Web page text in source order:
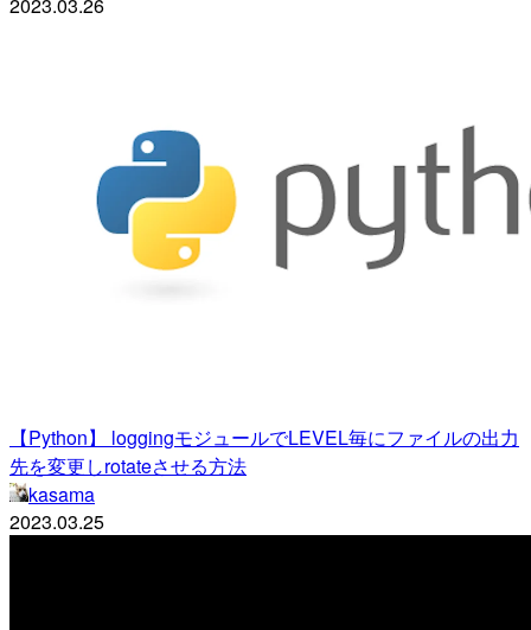
【Python】 loggingモジュールでLEVEL毎にファイルの出力
先を変更しrotateさせる方法
kasama
2023.03.25